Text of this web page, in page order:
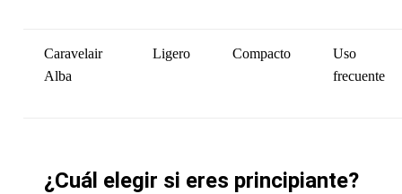
Caravelair
Alba
Ligero Compacto
Uso
frecuente
¿Cuál elegir si eres principiante?